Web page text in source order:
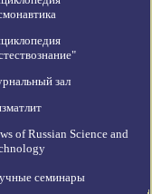
зал
of Russian Science and
семинары